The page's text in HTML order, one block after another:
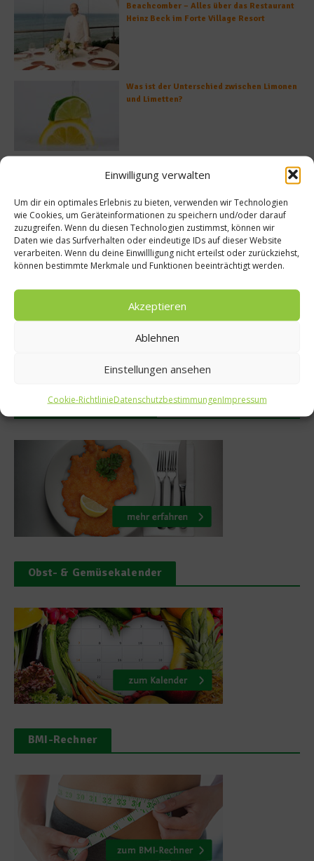
Einwilligung verwalten
Um dir ein optimales Erlebnis zu bieten, verwenden wir Technologien
wie Cookies, um Geräteinformationen zu speichern und/oder darauf
zuzugreifen. Wenn du diesen Technologien zustimmst, können wir
Daten wie das Surfverhalten oder eindeutige IDs auf dieser Website
verarbeiten. Wenn du deine Einwillligung nicht erteilst oder zurückziehst,
können bestimmte Merkmale und Funktionen beeinträchtigt werden.
Akzeptieren
Ablehnen
Einstellungen ansehen
Cookie-RichtlinieDatenschutzbestimmungenImpressum
Beachcomber – Alles über das Restaurant
Heinz Beck im Forte Village Resort
Was ist der Unterschied zwischen Limonen
und Limetten?
Gesundheit
Wie gesund
27.
Was isst Deutschland
Obst- & Gemüsekalender
BMI-Rechner